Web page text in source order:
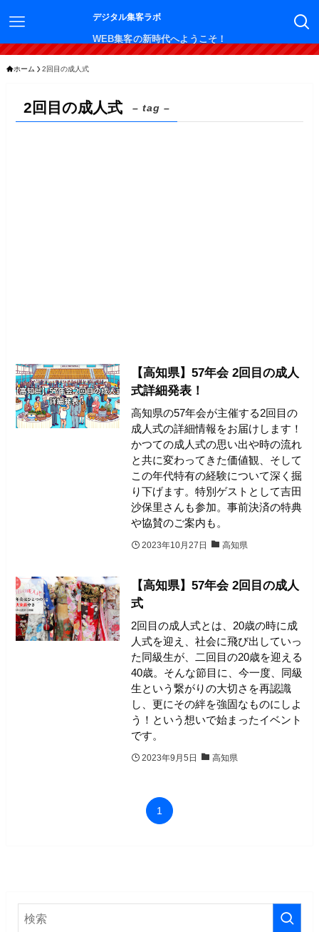
デジタル集客ラボ
WEB集客の新時代へようこそ！
ホーム 2回目の成人式
2回目の成人式 – tag –
【高知県】57年会 2回目の成人
式詳細発表！
高知県の57年会が主催する2回目の
成人式の詳細情報をお届けします！
かつての成人式の思い出や時の流れ
と共に変わってきた価値観、そして
この年代特有の経験について深く掘
り下げます。特別ゲストとして吉田
沙保里さんも参加。事前決済の特典
や協賛のご案内も。
2023年10月27日 高知県
【高知県】57年会 2回目の成人
式
2回目の成人式とは、20歳の時に成
人式を迎え、社会に飛び出していっ
た同級生が、二回目の20歳を迎える
40歳。そんな節目に、今一度、同級
生という繋がりの大切さを再認識
し、更にその絆を強固なものにしよ
う！という想いで始まったイベント
です。
2023年9月5日 高知県
1